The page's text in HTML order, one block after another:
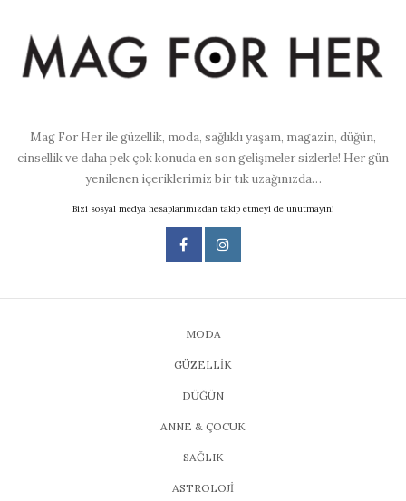
Mag For Her ile güzellik, moda, sağlıklı yaşam, magazin, düğün,
cinsellik ve daha pek çok konuda en son gelişmeler sizlerle! Her gün
yenilenen içeriklerimiz bir tık uzağınızda…
Bizi sosyal medya hesaplarımızdan takip etmeyi de unutmayın!
MODA
GÜZELLİK
DÜĞÜN
ANNE & ÇOCUK
SAĞLIK
ASTROLOJİ